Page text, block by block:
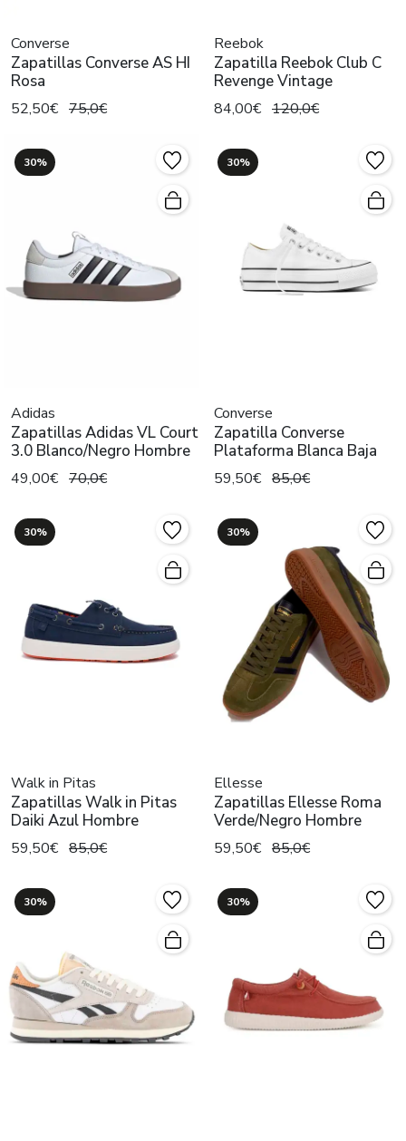
Converse
Zapatillas Converse AS HI
Rosa
52,50€ 75,0€
Reebok
Zapatilla Reebok Club C
Revenge Vintage
84,00€ 120,0€
30%
Adidas
Zapatillas Adidas VL Court
3.0 Blanco/Negro Hombre
49,00€ 70,0€
30%
Converse
Zapatilla Converse
Plataforma Blanca Baja
59,50€ 85,0€
30%
Walk in Pitas
Zapatillas Walk in Pitas
Daiki Azul Hombre
59,50€ 85,0€
30%
Ellesse
Zapatillas Ellesse Roma
Verde/Negro Hombre
59,50€ 85,0€
30% 30%